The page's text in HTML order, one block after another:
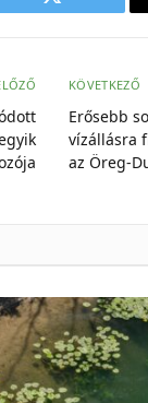
Twitter
KÖVETKEZŐ
Erősebb
vízállásra
az Öreg-